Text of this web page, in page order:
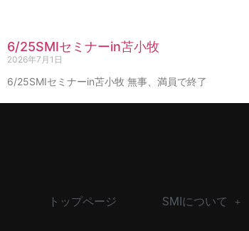
6/25SMIセミナーin苫小牧
2026年7月1日
6/25SMIセミナーin苫小牧 無事、満員で終了
トップページ SMIについて